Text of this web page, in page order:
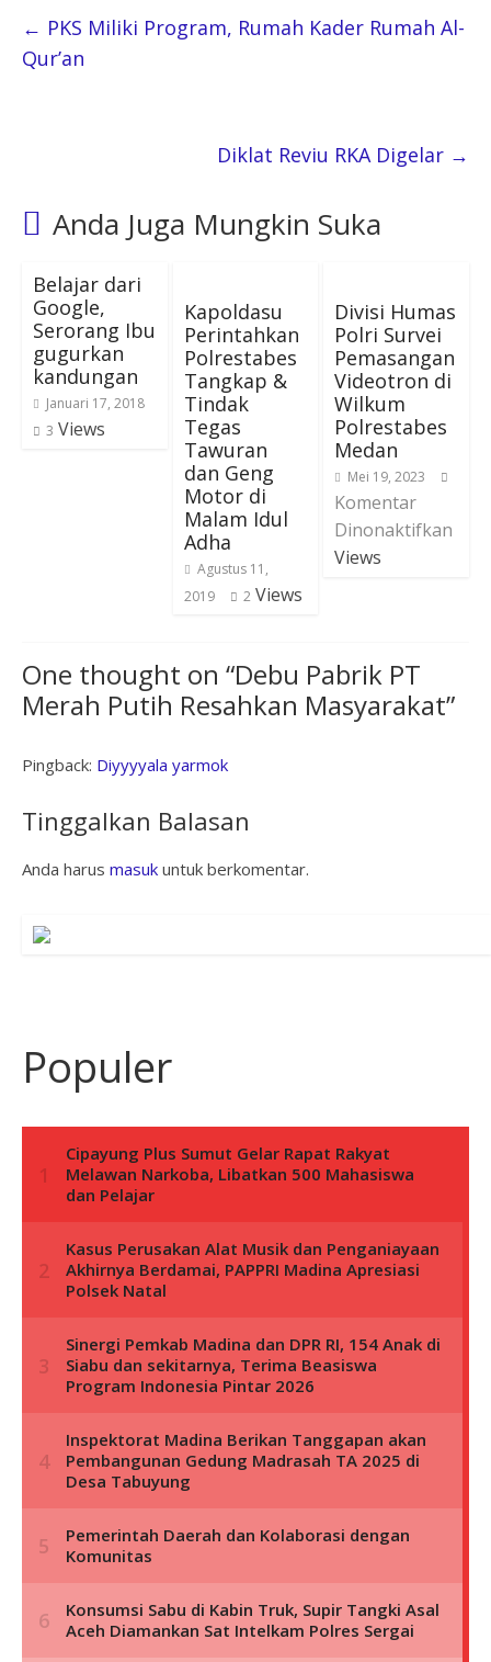
← PKS Miliki Program, Rumah Kader Rumah Al-
Qur’an
Diklat Reviu RKA Digelar →
Anda Juga Mungkin Suka
Belajar dari
Google,
Serorang Ibu
gugurkan
kandungan
Januari 17, 2018
3 Views
Kapoldasu
Perintahkan
Polrestabes
Tangkap &
Tindak
Tegas
Tawuran
dan Geng
Motor di
Malam Idul
Adha
Agustus 11,
2019
2 Views
Divisi Humas
Polri Survei
Pemasangan
Videotron di
Wilkum
Polrestabes
Medan
Mei 19, 2023
Komentar
Dinonaktifkan
Views
One thought on “Debu Pabrik PT
Merah Putih Resahkan Masyarakat”
Pingback: Diyyyyala yarmok
Tinggalkan Balasan
Anda harus masukuntuk berkomentar.
Populer